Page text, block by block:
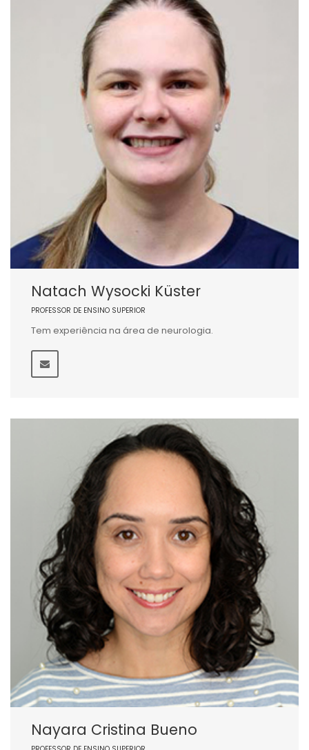
Natach Wysocki Küster
PROFESSOR DE ENSINO SUPERIOR
Tem experiência na área de neurologia.
Nayara Cristina Bueno